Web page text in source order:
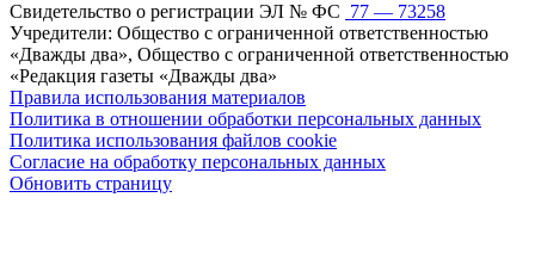
Свидетельство о регистрации ЭЛ № ФС 77 — 73258
Учредители: Общество с ограниченной ответственностью
«Дважды два», Общество с ограниченной ответственностью
«Редакция газеты «Дважды два»
Правила использования материалов
Политика в отношении обработки персональных данных
Политика использования файлов cookie
Согласие на обработку персональных данных
Обновить страницу